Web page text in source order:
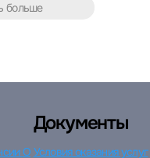
больше
О
Документы
Условия оказания услуг